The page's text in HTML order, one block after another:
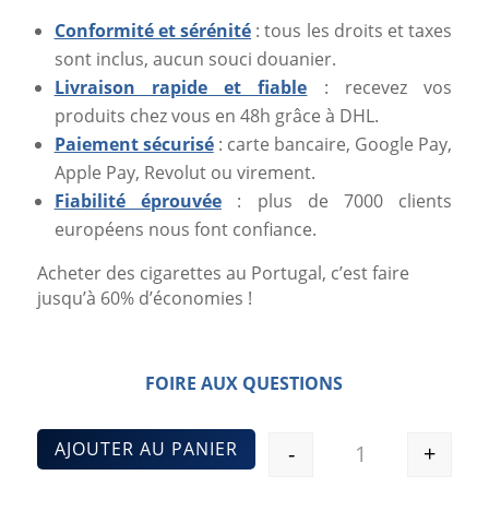
Conformité et sérénité : tous les droits et taxes
sont inclus, aucun souci douanier.
Livraison rapide et fiable : recevez vos
produits chez vous en 48h grâce à DHL.
Paiement sécurisé: carte bancaire, Google Pay,
Apple Pay, Revolut ou virement.
Fiabilité éprouvée: plus de 7000 clients
européens nous font confiance.
Acheter des cigarettes au Portugal, c’est faire
jusqu’à 60% d’économies !
FOIRE AUX QUESTIONS
Quantité
- +
AJOUTER AU PANIER